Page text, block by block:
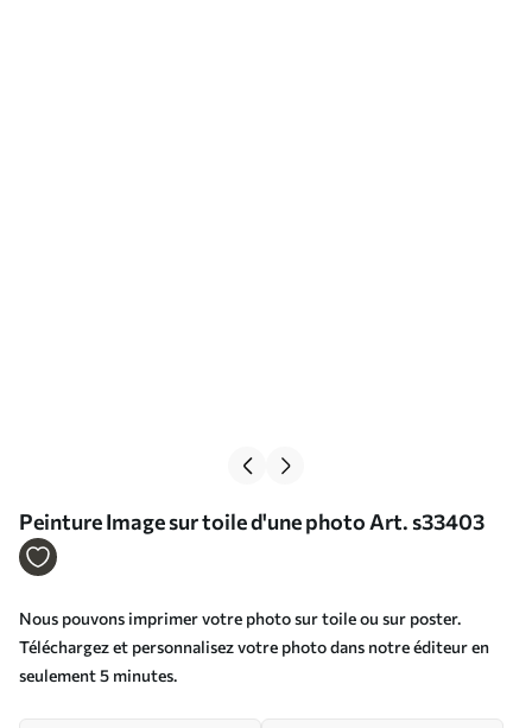
Peinture Image sur toile d'une photo Art. s33403
Nous pouvons imprimer votre photo sur toile ou sur poster.
Téléchargez et personnalisez votre photo dans notre éditeur en
seulement 5 minutes.